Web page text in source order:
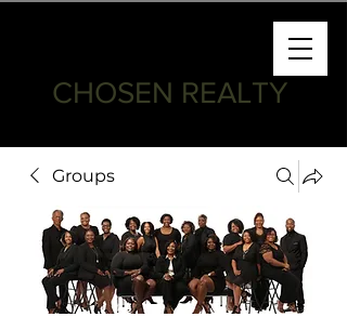
CHOSEN REALTY
Groups